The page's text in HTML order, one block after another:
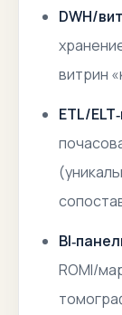
DWH/
витрин
ETL/
ROMI/